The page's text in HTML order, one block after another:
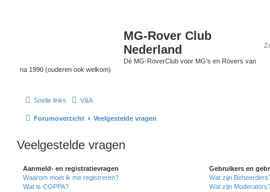
MG-Rover Club
Nederland
Dé MG-RoverClub voor MG's en Rovers van
na 1990 (ouderen ook welkom)
Snelle links V&A
Forumoverzicht Veelgestelde vragen
Veelgestelde vragen
Aanmeld- en registratievragen
Waarom moet ik me registreren?
Wat is COPPA?
Gebruikers en
Wat zijn
Wat zijn